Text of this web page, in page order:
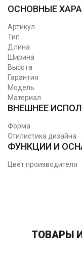
ОСНОВНЫЕ
Артикул
Тип
Длина
Ширина
Высота
Гарантия
Модель
Материал
ВНЕШНЕЕ
Форма
Стилистика дизайна
ФУНКЦИИ И
Цвет производителя
ТОВАРЫ